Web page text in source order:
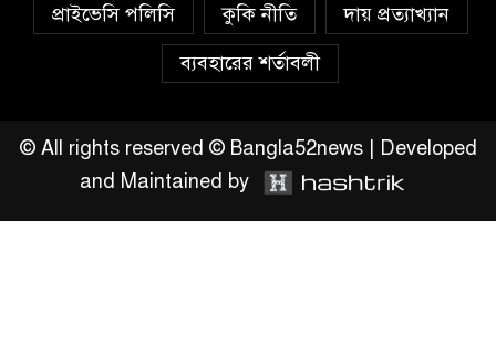
লুটপাট ও পাচারমুখী বাজেট
সংশোধনের দাবিতে ফরিদগঞ্জে
উঠান বৈঠক
প্রাইভেসি পলিসি
কুকি নীতি
দায় প্রত্যাখ্যান
ব্যবহারের শর্তাবলী
© All rights reserved © Bangla52news | Developed
and Maintained by